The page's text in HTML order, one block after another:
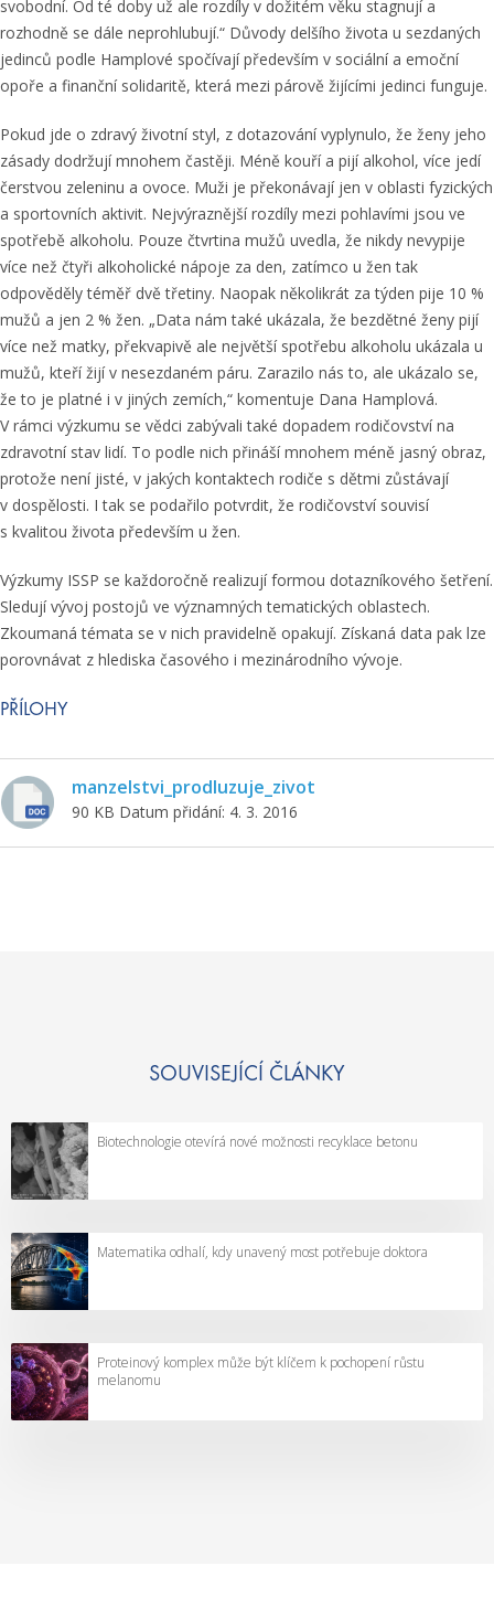
svobodní. Od té doby už ale rozdíly v dožitém věku stagnují a
rozhodně se dále neprohlubují.“ Důvody delšího života u sezdaných
jedinců podle Hamplové spočívají především v sociální a emoční
opoře a finanční solidaritě, která mezi párově žijícími jedinci funguje.
Pokud jde o zdravý životní styl, z dotazování vyplynulo, že ženy jeho
zásady dodržují mnohem častěji. Méně kouří a pijí alkohol, více jedí
čerstvou zeleninu a ovoce. Muži je překonávají jen v oblasti fyzických
a sportovních aktivit. Nejvýraznější rozdíly mezi pohlavími jsou ve
spotřebě alkoholu. Pouze čtvrtina mužů uvedla, že nikdy nevypije
více než čtyři alkoholické nápoje za den, zatímco u žen tak
odpověděly téměř dvě třetiny. Naopak několikrát za týden pije 10 %
mužů a jen 2 % žen. „Data nám také ukázala, že bezdětné ženy pijí
více než matky, překvapivě ale největší spotřebu alkoholu ukázala u
mužů, kteří žijí v nesezdaném páru. Zarazilo nás to, ale ukázalo se,
že to je platné i v jiných zemích,“ komentuje Dana Hamplová.
V rámci výzkumu se vědci zabývali také dopadem rodičovství na
zdravotní stav lidí. To podle nich přináší mnohem méně jasný obraz,
protože není jisté, v jakých kontaktech rodiče s dětmi zůstávají
v dospělosti. I tak se podařilo potvrdit, že rodičovství souvisí
s kvalitou života především u žen.
Výzkumy ISSP se každoročně realizují formou dotazníkového šetření.
Sledují vývoj postojů ve významných tematických oblastech.
Zkoumaná témata se v nich pravidelně opakují. Získaná data pak lze
porovnávat z hlediska časového i mezinárodního vývoje.
PŘÍLOHY
manzelstvi_prodluzuje_zivot
90 KB Datum přidání: 4. 3. 2016
SOUVISEJÍCÍ ČLÁNKY
Biotechnologie otevírá nové možnosti recyklace betonu
Matematika odhalí, kdy unavený most potřebuje doktora
Proteinový komplex může být klíčem k pochopení růstu
melanomu